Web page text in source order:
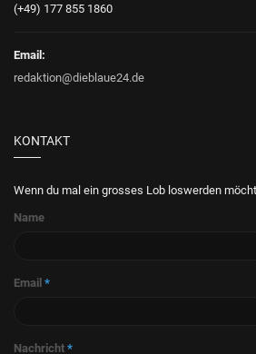
(+49) 177 855 1860
Email:
redaktion@dieblaue24.de
KONTAKT
Wenn du mal ein grosses Lob loswerden
Name
Email *
Nachricht *